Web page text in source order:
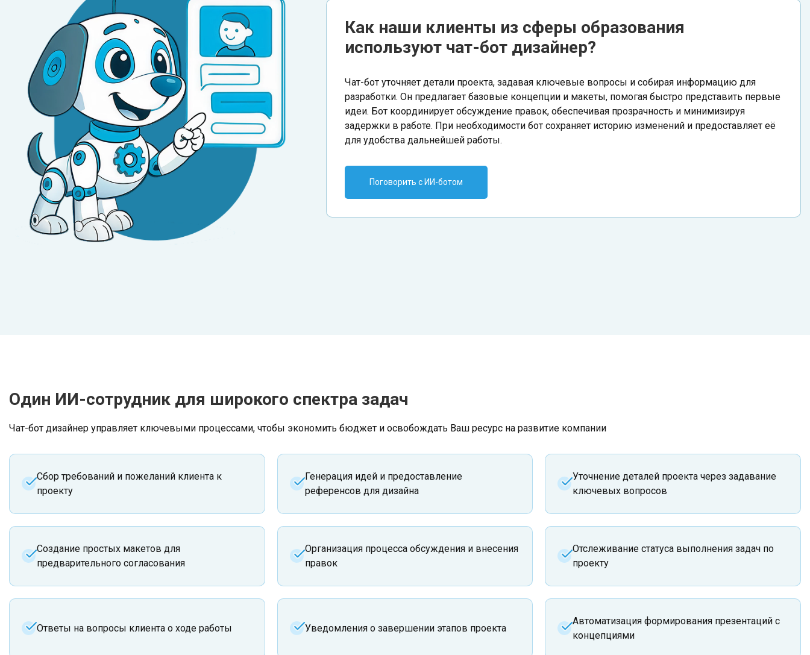
Как наши клиенты из сферы образования
используют чат-бот дизайнер?
Чат-бот уточняет детали проекта, задавая ключевые вопросы и собирая информацию для
разработки. Он предлагает базовые концепции и макеты, помогая быстро представить первые
идеи. Бот координирует обсуждение правок, обеспечивая прозрачность и минимизируя
задержки в работе. При необходимости бот сохраняет историю изменений и предоставляет её
для удобства дальнейшей работы.
Поговорить с ИИ-ботом
Один ИИ-сотрудник для широкого спектра задач
Чат-бот дизайнер управляет ключевыми процессами, чтобы экономить бюджет и освобождать Ваш ресурс на развитие компании
Сбор требований и пожеланий клиента к
проекту
Генерация идей и предоставление
референсов для дизайна
Уточнение деталей проекта через задавание
ключевых вопросов
Создание простых макетов для
предварительного согласования
Организация процесса обсуждения и внесения
правок
Отслеживание статуса выполнения задач по
проекту
Ответы на вопросы клиента о ходе работы Уведомления о завершении этапов проекта
Автоматизация формирования презентаций с
концепциями